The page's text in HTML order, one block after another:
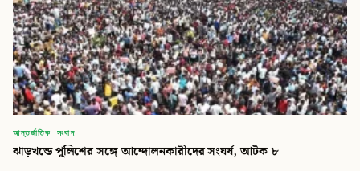
আন্তর্জাতিক সংবাদ
ঝাড়খন্ডে পুলিশের সঙ্গে আন্দোলনকারীদের সংঘর্ষ, আটক ৮